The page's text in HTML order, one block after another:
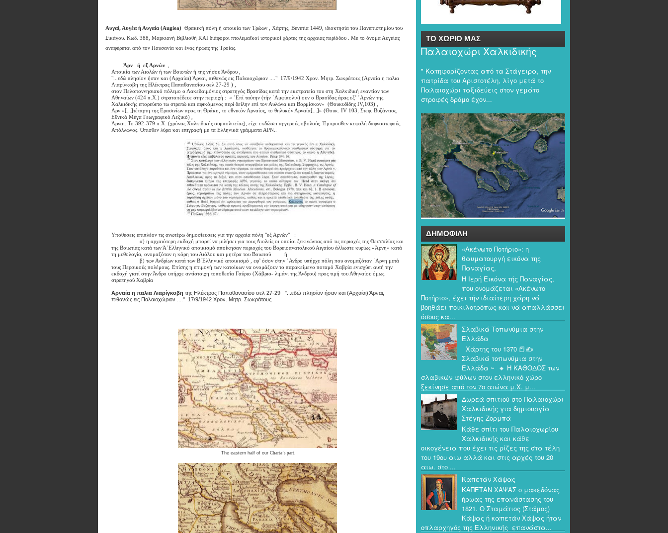
Αυγαί, Αυγέα ή Αυγαία (Augiea) Θρακική πόλη ή αποικία των Τρώων , Χάρτης, Βενετία 1449, ιδιοκτησία του Πανεπιστημίου του
Σικάγου. Κωδ. 388, Μαρκιανή Βιβλιοθή ΚΑΙ διάφοροι πτολεμαϊκοί ιστορικοί χάρτες της αρχαιας περίόδου . Με το όνομα Αυγείας
αναφέρεται από τον Παυσανία και ένας ήρωας της Τροίας.
Άρν ή εξ Αρνών
Αποικία των Αιολών ή των Βοιοτών ή της νήσου Άνδρου ,
"...εδώ πλησίον ήσαν και (Αρχαίαι) Άρναι, πιθανώς εις Παλαιοχώριον ...." 17/9/1942 Χρον. Μητρ. Σωκράτους (Αρναία η παλια
Λιαρίγκοβη της Ηλέκτρας Παπαθανασίου σελ 27-29 ) ,
στον Πελοποννησιακό πόλεμo ο Λακεδαιμόνιος στρατηγός Βρασίδας κατά την εκστρατεία του στη Χαλκιδική εναντίον των
Αθηναίων (424 π.Χ.) στρατοπέδευε στην περιοχή : « ΄Επί ταύτην (τήν ΄Αμφίπολιν) ουν ο Βρασίδας άρας εξ’ ΄Αρνών της
Χαλκιδικής επορεύετο τω στρατώ και αφικόμενος περί δείλην επί τον Αυλώνα και Βορμίσκον» (Θουκυδίδης IV,103) ,
Αρν «[...]τέταρτη της Ερασινίων προς τη Θράκη, το εθνικόν Αρναίος, το θηλυκόν Αρναία[...]» (Θουκ. IV 103, Στεφ. Βυζάντιος,
Εθνικά Μέγα Γεωγραφικό Λεξικό) ,
Άρναι. Το 392-379 π.Χ. (χρόνος Χαλκιδικής συμπολιτείας), είχε εκδώσει αργυρούς οβολούς. Έμπροσθεν κεφαλή δαφνοστεφούς
Απόλλωνος. Όπισθεν λύρα και επιγραφή με τα Ελληνικά γράμματα ΑΡΝ..
Υποθέσεις επιπλέον τις ανωτέρω δημοσίευσεις για την αρχαία πόλη "εξ Αρνών" :
α) η αρχαιότερη εκδοχή μπορεί να μιλήσει για τους Αιολείς οι οποίοι ξεκινώντας από τις περιοχές της Θεσσαλίας και
της Βοιωτίας κατά των Ά΄Ελληνικό αποικισμό αποίκησαν περιοχές του Βορειοανατολικού Αιγαίου άλλωστε κυρίως «Άρνη» κατά
τη μυθολογία, ονομαζόταν η κόρη του Αιόλου και μητέρα του Βοιωτού ή
β) των Ανδρίων κατά των Β΄Ελληνικό αποικισμό , εφ’ όσον στην ΄Ανδρο υπήρχε πόλη που ονομαζόταν ΄Αρνη μετά
τους Περσικούς πολέμους. Επίσης η επιμονή των κατοίκων να ονομάζουν το παρακείμενο ποταμό Χαβρία ενισχύει αυτή την
εκδοχή γιατί στην Άνδρο υπήρχε αντίστοιχη τοποθεσία Γαύριο (Χάβριο- λιμάνι της Άνδρου) προς τιμή του Αθηναίου όμως
στρατηγού Χαβρία
Αρναία η παλια Λιαρίγκοβη της Ηλέκτρας Παπαθανασίου σελ 27-29 "...εδώ πλησίον ήσαν και (Αρχαίαι) Άρναι,
πιθανώς εις Παλαιοχώριον ...." 17/9/1942 Χρον. Μητρ. Σωκράτους
The eastern half of our Charta’s part.
ΤΟ ΧΩΡΙΟ ΜΑΣ
Παλαιοχώρι Χαλκιδικής
" Κατηφορίζοντας από τα Στάγειρα, την
πατρίδα του Αριστοτέλη, λίγο μετά το
Παλαιοχώρι ταξιδεύεις στον γεμάτο
στροφές δρόμο έχον...
ΔΗΜΟΦΙΛΗ
«Ακένωτο Ποτήριο»: η
θαυματουργή εικόνα της
Παναγίας,
Η Ιερή Εικόνα τής Παναγίας,
που ονομάζεται «Ακένωτο
Ποτήριο», έχει τήν ιδιαίτερη χάρη νά
βοηθάει ποικιλοτρόπως και νά απαλλάσσει
όσους κα...
Σλαβικά Τοπωνύμια στην
Ελλάδα
Χάρτης του 1370 📕✍️
Σλαβικά τοπωνύμια στην
Ελλάδα ~ 🔸 Η ΚΑΘΟΔΟΣ των
σλαβικών φύλων στον ελληνικό χώρο
ξεκίνησε από τον 7ο αιώνα μ.Χ. μ...
Δωρεά σπιτιού στο Παλαιοχώρι
Χαλκιδικής για δημιουργία
Στέγης Ζορμπά
Κάθε σπίτι του Παλαιοχωρίου
Χαλκιδικής και κάθε
οικογένεια που έχει τις ρίζες της στα τέλη
του 19ου αιω αλλά και στις αρχές του 20
αιω. στο ...
Καπετάν Χάψας
ΚΑΠΕΤΑΝ ΧΑΨΑΣ ο μακεδόνας
ήρωας της επανάστασης του
1821. Ο Σταμάτιος (Στάμος)
Κάψας ή καπετάν Χάψας ήταν
οπλαρχηγός της Ελληνικής επανάστα...